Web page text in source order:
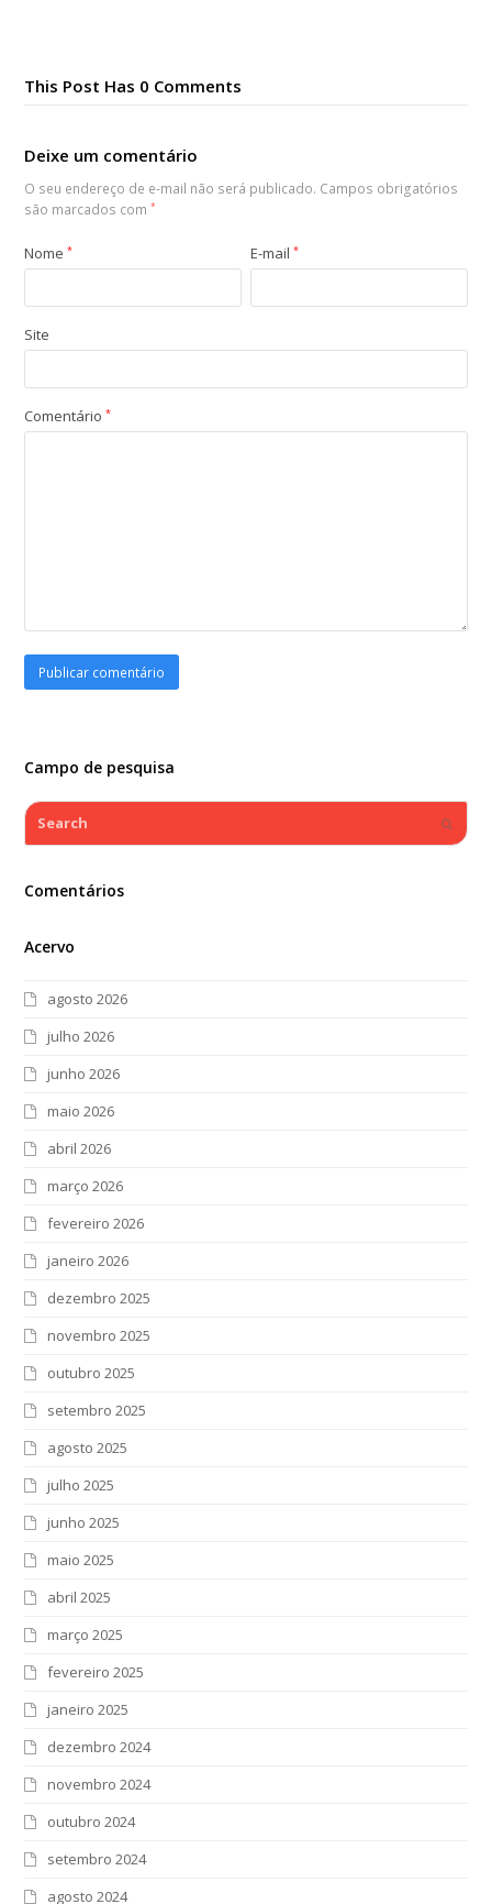
This Post Has 0 Comments
Deixe um comentário
O seu endereço de e-mail não será publicado. Campos obrigatórios
são marcados com*
Nome* E-mail*
Site
Comentário*
Campo de pesquisa
Search
Comentários
Acervo
agosto 2026
julho 2026
junho 2026
maio 2026
abril 2026
março 2026
fevereiro 2026
janeiro 2026
dezembro 2025
novembro 2025
outubro 2025
setembro 2025
agosto 2025
julho 2025
junho 2025
maio 2025
abril 2025
março 2025
fevereiro 2025
janeiro 2025
dezembro 2024
novembro 2024
outubro 2024
setembro 2024
agosto 2024